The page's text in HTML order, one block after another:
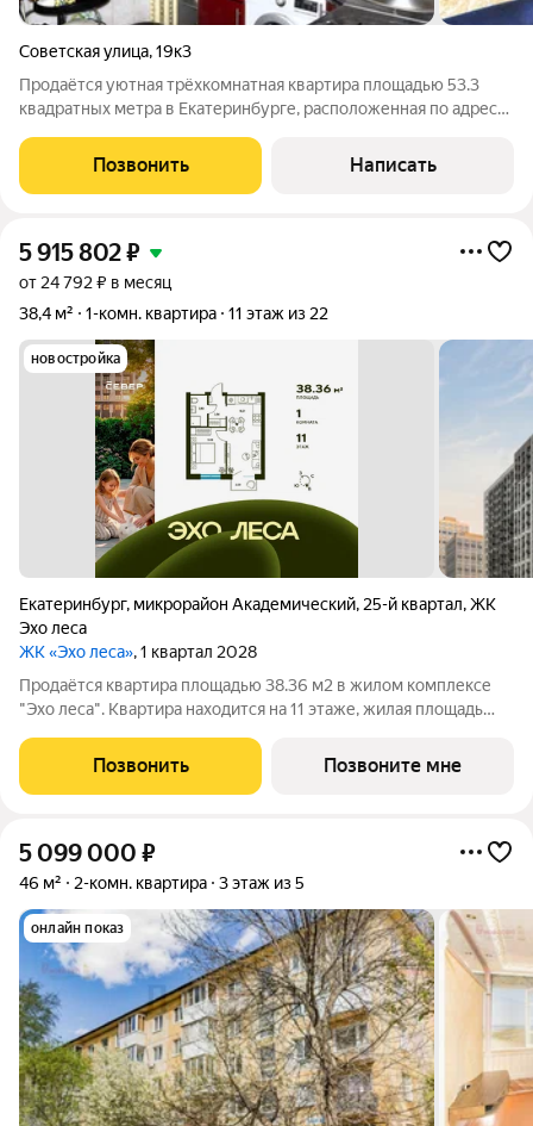
Советская улица,19к3
Продаётся уютная трёхкомнатная квартира площадью 53.3
квадратных метра в Екатеринбурге, расположенная по адресу:
прекрасное предложение для тех, кто ценит комфорт и
удобство расположения жилья.
Позвонить Написать
5 915 802₽
от 24 792 ₽ в месяц
38,4 м²
1-комн. квартира 11 этаж из 22
новостройка
Екатеринбург, микрорайон Академический, 25-й квартал,ЖК
Эхо леса
ЖК «Эхо леса», 1 квартал 2028
Продаётся квартира площадью 38.36 м2 в жилом комплексе
"Эхо леса". Квартира находится на 11 этаже, жилая площадь
особенностей планировки изолированные комнаты с окнами
на одну сторону, 1
Позвонить Позвоните мне
5 099 000 ₽
46 м² 2-комн. квартира 3 этаж из 5
онлайн показ